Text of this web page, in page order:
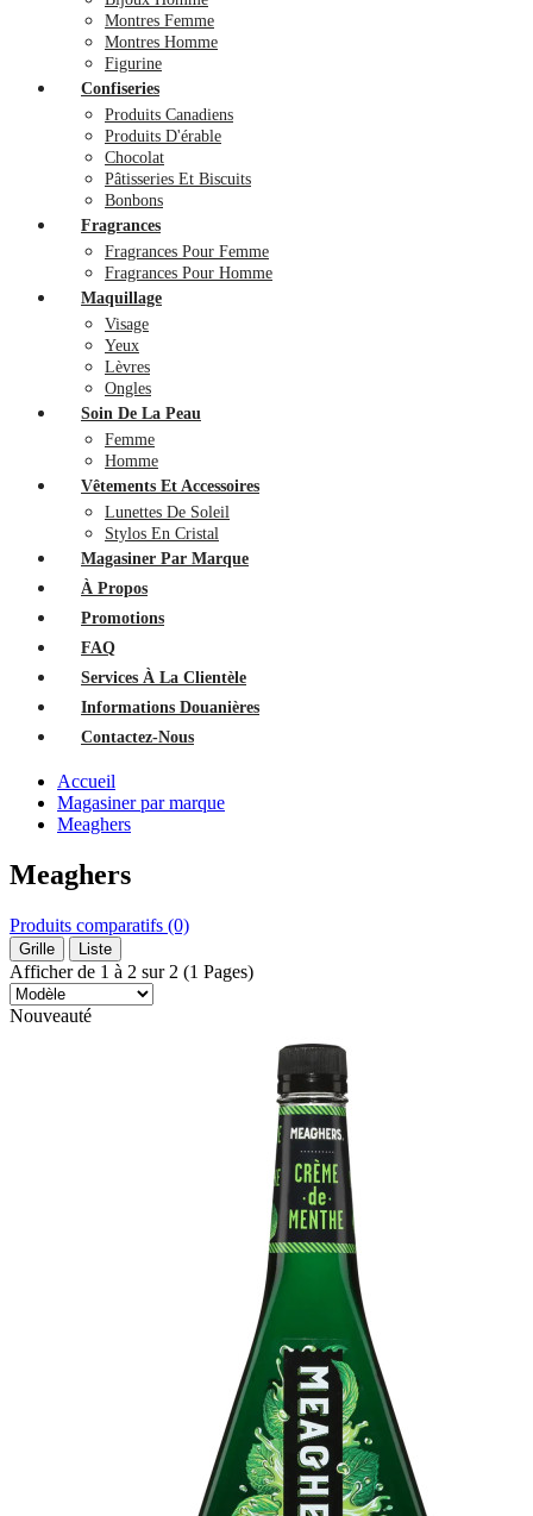
Montres Femme
Montres Homme
Figurine
Confiseries
Produits Canadiens
Produits D'érable
Chocolat
Pâtisseries Et Biscuits
Bonbons
Fragrances
Fragrances Pour Femme
Fragrances Pour Homme
Maquillage
Visage
Yeux
Lèvres
Ongles
Soin De La Peau
Femme
Homme
Vêtements Et Accessoires
Lunettes De Soleil
Stylos En Cristal
Magasiner Par Marque
À Propos
Promotions
FAQ
Services À La Clientèle
Informations Douanières
Contactez-Nous
Accueil
Magasiner par marque
Meaghers
Meaghers
Produits comparatifs (0)
Grille Liste
Afficher de 1 à 2 sur 2 (1 Pages)
Nouveauté